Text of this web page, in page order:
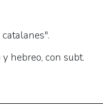
hebreo, con subt.